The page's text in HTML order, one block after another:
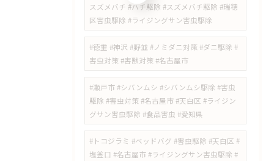
スズメバチ #ハチ駆除 #スズメバチ駆除 #瑞穂
区害虫駆除 #ライジングサン害虫駆除
#徳重 #神沢 #野並 #ノミダニ対策 #ダニ駆除 #
害虫対策 #害獣対策 #名古屋市
#瀬戸市 #シバンムシ #シバンムシ駆除 #害虫
駆除 #害虫対策 #名古屋市 #天白区 #ライジン
グサン害虫駆除 #食品害虫 #愛知県
#トコジラミ #ベッドバグ #害虫駆除 #天白区 #
塩釜口 #名古屋市 #ライジングサン害虫駆除 #